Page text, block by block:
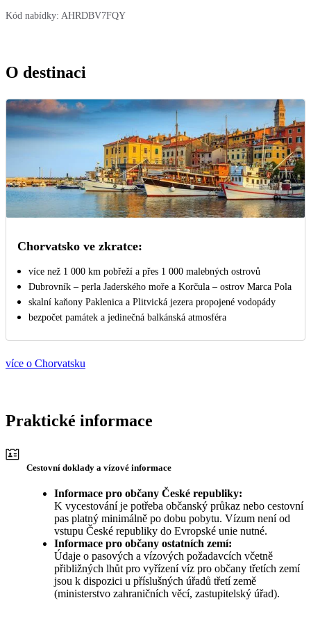
Kód nabídky: AHRDBV7FQY
O destinaci
Chorvatsko ve zkratce:
více než 1 000 km pobřeží a přes 1 000 malebných ostrovů
Dubrovník – perla Jaderského moře a Korčula – ostrov Marca Pola
skalní kaňony Paklenica a Plitvická jezera propojené vodopády
bezpočet památek a jedinečná balkánská atmosféra
více o Chorvatsku
Praktické informace
Cestovní doklady a vízové informace
Informace pro občany České republiky:
K vycestování je potřeba občanský průkaz nebo cestovní
pas platný minimálně po dobu pobytu. Vízum není od
vstupu České republiky do Evropské unie nutné.
Informace pro občany ostatních zemí:
Údaje o pasových a vízových požadavcích včetně
přibližných lhůt pro vyřízení víz pro občany třetích zemí
jsou k dispozici u příslušných úřadů třetí země
(ministerstvo zahraničních věcí, zastupitelský úřad).